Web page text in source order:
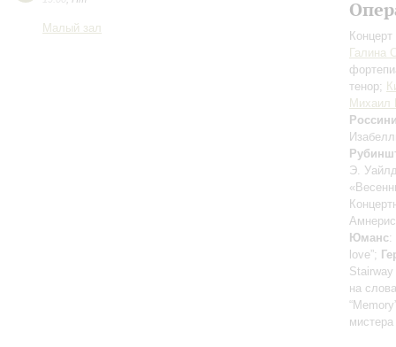
Малый зал
Галина
тенор;
Михаил
Э.
Юманс:
love”;
Stairway
на